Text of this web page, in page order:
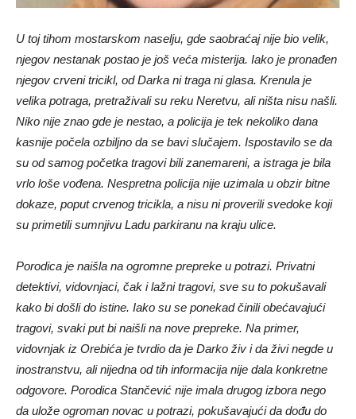
U toj tihom mostarskom naselju, gde saobraćaj nije bio velik,
njegov nestanak postao je još veća misterija. Iako je pronađen
njegov crveni tricikl, od Darka ni traga ni glasa. Krenula je
velika potraga, pretraživali su reku Neretvu, ali ništa nisu našli.
Niko nije znao gde je nestao, a policija je tek nekoliko dana
kasnije počela ozbiljno da se bavi slučajem. Ispostavilo se da
su od samog početka tragovi bili zanemareni, a istraga je bila
vrlo loše vođena. Nespretna policija nije uzimala u obzir bitne
dokaze, poput crvenog tricikla, a nisu ni proverili svedoke koji
su primetili sumnjivu Ladu parkiranu na kraju ulice.
Porodica je naišla na ogromne prepreke u potrazi. Privatni
detektivi, vidovnjaci, čak i lažni tragovi, sve su to pokušavali
kako bi došli do istine. Iako su se ponekad činili obećavajući
tragovi, svaki put bi naišli na nove prepreke. Na primer,
vidovnjak iz Orebića je tvrdio da je Darko živ i da živi negde u
inostranstvu, ali nijedna od tih informacija nije dala konkretne
odgovore. Porodica Stančević nije imala drugog izbora nego
da ulože ogroman novac u potrazi, pokušavajući da dođu do